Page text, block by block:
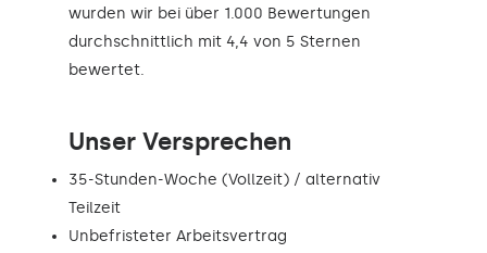
wurden wir bei über 1.000 Bewertungen
durchschnittlich mit 4,4 von 5 Sternen
bewertet.
Unser Versprechen
35-Stunden-Woche (Vollzeit) / alternativ
Teilzeit
Unbefristeter Arbeitsvertrag